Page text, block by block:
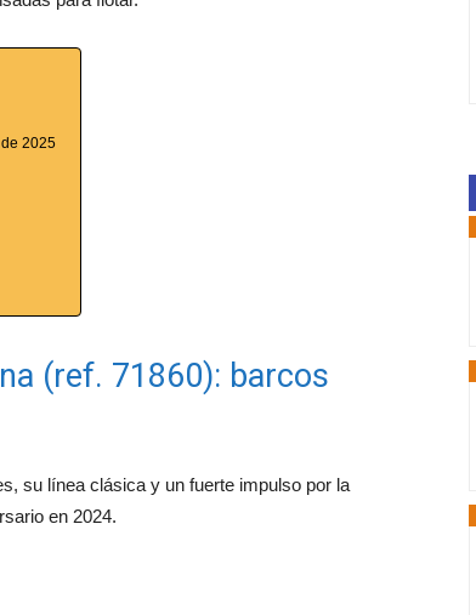
2025
(ref. 71860): barcos
su línea clásica y un fuerte impulso por la
en 2024.